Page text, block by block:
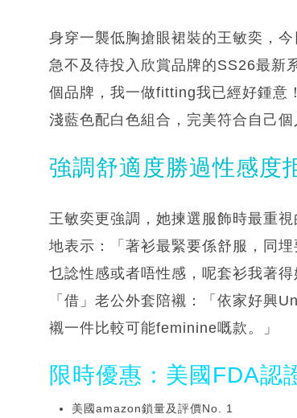
身穿一襲低胸搶眼裙裝的王敏奕，
急不及待投入欣賞品牌的SS26最新
個品牌，我一做fitting我已經好鍾意
淺藍色配白色組合，完美符合自己個
強調舒適度勝過性感度
王敏奕更強調，她揀選服飾時最重
地表示：「著衫最緊要係舒服，同
乜諗性感或者唔性感，呢套衫我著
「借」老公外套陪襯：「依家好興
襯一件比較可能feminine嘅款。」
限時優惠：美國FDA認
美國amazon鎖量及評價No. 1